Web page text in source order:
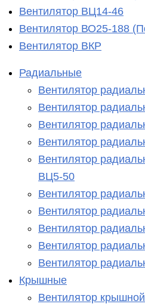
Вентилятор ВЦ14-46
Вентилятор ВО25-188
Вентилятор ВКР
Радиальные
Вентилятор
Вентилятор
Вентилятор
Вентилятор
Вентилятор
ВЦ5-50
Вентилятор
Вентилятор
Вентилятор
Вентилятор
Вентилятор
Крышные
Вентилятор